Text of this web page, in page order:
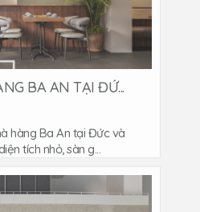
BA AN TẠI ĐỨ...
hàng Ba An tại Đức và
tích nhỏ, sàn g...